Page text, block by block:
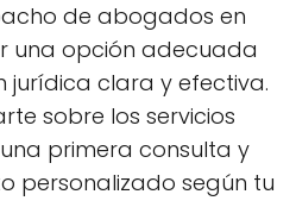
de abogados en
una opción adecuada
jurídica clara y efectiva.
sobre los servicios
primera consulta y
personalizado según tu